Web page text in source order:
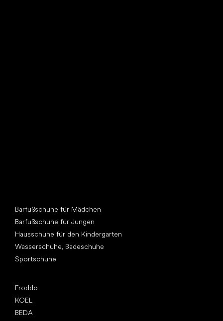
Barfußschuhe für Mädchen
Barfußschuhe für Jungen
Hausschuhe für den Kindergarten
Wasserschuhe, Badeschuhe
Sportschuhe
Froddo
KOEL
BEDA